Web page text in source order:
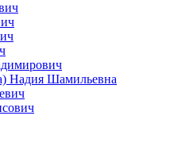
Надия Шамильевна